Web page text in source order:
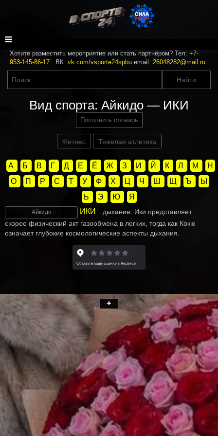
Хотите разместить мероприятие или стать партнёром? Тел: +7-
953-145-86-17 ВК: vk.com/vsporte24spbu email: 26048282@mail.ru.
Вид спорта: Айкидо — ИКИ
Пополнить словарь
Фитнес Тяжёлая атлетика
А Б В Г Д Е Ё Ж З И Й К Л М
Н
О
П Р С Т У Ф Х Ц Ч Ш Щ Ъ
Ы
Ь
Э Ю Я
Айкидо ИКИ
дыхание. Ики представляет
скорее физический акт газообмена в легких, тогда как Кокю
означает глубокие космологические аспекты дыхания.